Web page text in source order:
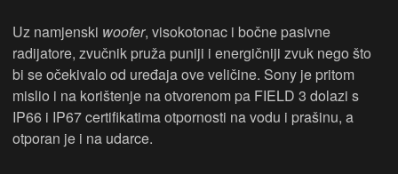
Uz namjenski woofer, visokotonac i bočne pasivne
radijatore, zvučnik pruža puniji i energičniji zvuk nego što
bi se očekivalo od uređaja ove veličine. Sony je pritom
mislio i na korištenje na otvorenom pa FIELD 3 dolazi s
IP66 i IP67 certifikatima otpornosti na vodu i prašinu, a
otporan je i na udarce.